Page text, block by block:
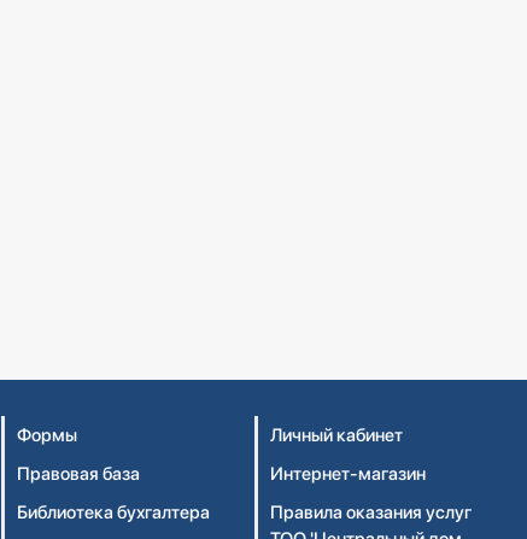
Формы
Правовая база
Библиотека бухгалтера
Личный кабинет
Интернет-магазин
Правила оказания услуг